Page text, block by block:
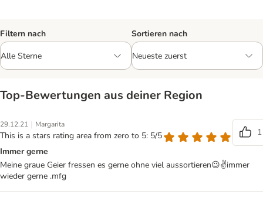
Filtern nach Sortieren nach
Top‑Bewertungen aus deiner Region
29.12.21 | Margarita
This is a stars rating area from zero to 5: 5/5
1
Immer gerne
Meine graue Geier fressen es gerne ohne viel aussortieren😉✌immer
wieder gerne .mfg